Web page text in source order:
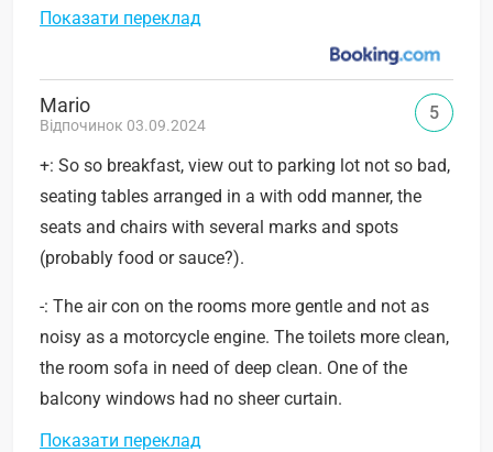
Показати переклад
Mario
Відпочинок 03.09.2024
+: So so breakfast, view out to parking lot not so bad,
seating tables arranged in a with odd manner, the
seats and chairs with several marks and spots
(probably food or sauce?).
-: The air con on the rooms more gentle and not as
noisy as a motorcycle engine. The toilets more clean,
the room sofa in need of deep clean. One of the
balcony windows had no sheer curtain.
Показати переклад
5